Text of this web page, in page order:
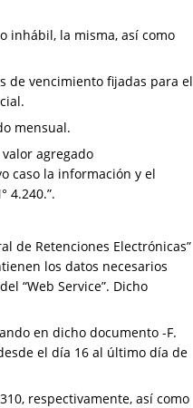
inhábil, la misma, así como
de vencimiento fijadas para el
mensual.
agregado
caso la información y el
4.240.”.
de Retenciones Electrónicas”
los datos necesarios
“Web Service”. Dicho
en dicho documento -F.
el día 16 al último día de
respectivamente, así como